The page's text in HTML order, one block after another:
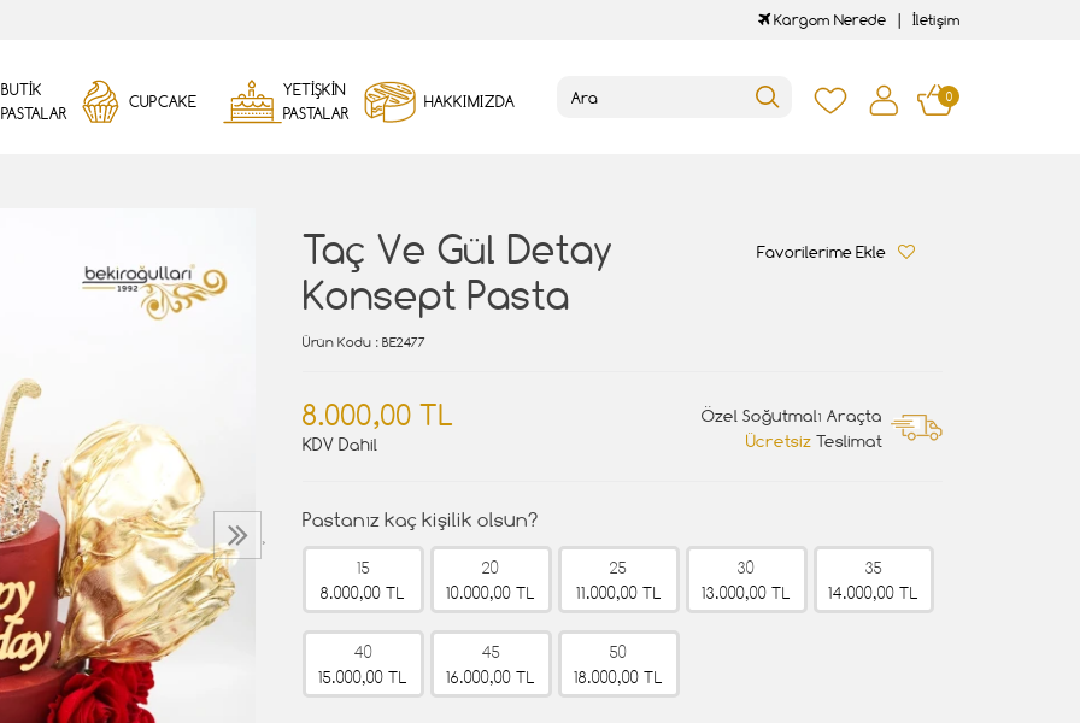
Kargom Nerede İletişim
BUTİK
PASTALAR
CUPCAKE
YETİŞKİN
PASTALAR
HAKKIMIZDA 0
›
Taç Ve Gül Detay
Konsept Pasta
Favorilerime Ekle
Ürün Kodu : BE2477
8.000,00 TL
KDV Dahil
Özel Soğutmalı Araçta
Ücretsiz Teslimat
Pastanız kaç kişilik olsun?
15
8.000,00 TL
20
10.000,00 TL
25
11.000,00 TL
30
13.000,00 TL
35
14.000,00 TL
40
15.000,00 TL
45
16.000,00 TL
50
18.000,00 TL